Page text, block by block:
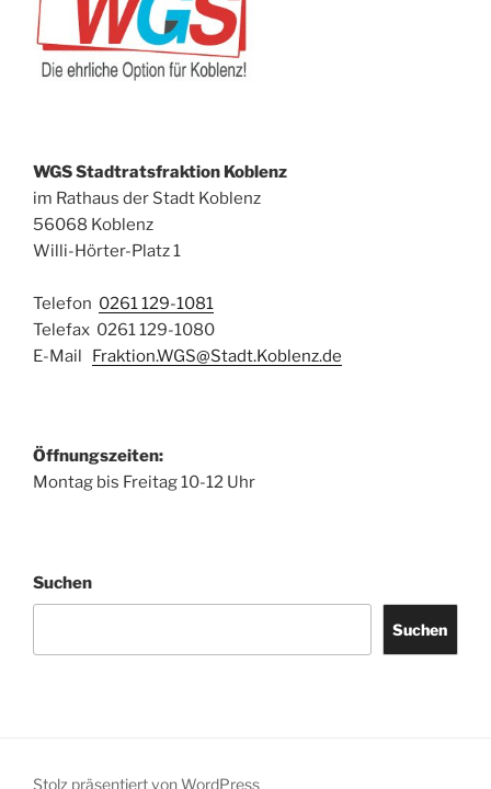
WGS Stadtratsfraktion Koblenz
im Rathaus der Stadt Koblenz
56068 Koblenz
Willi-Hörter-Platz 1
Telefon 0261 129-1081
Telefax 0261 129-1080
E-Mail Fraktion.WGS@Stadt.Koblenz.de
Öffnungszeiten:
Montag bis Freitag 10-12 Uhr
Suchen
Suchen
Stolz präsentiert von WordPress